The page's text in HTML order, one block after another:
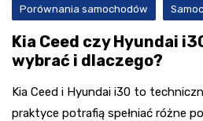
Porównania samochodów
Kia Ceed czy Hyundai
wybrać i dlaczego?
Kia Ceed i Hyundai i30 to
praktyce potrafią spełniać różne